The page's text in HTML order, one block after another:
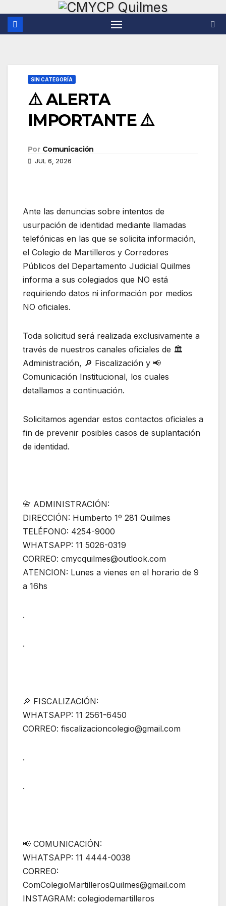
contenido
SIN CATEGORÍA
⚠️ ALERTA
IMPORTANTE ⚠️
Por Comunicación
JUL 6, 2026
Ante las denuncias sobre intentos de
usurpación de identidad mediante llamadas
telefónicas en las que se solicita información,
el Colegio de Martilleros y Corredores
Públicos del Departamento Judicial Quilmes
informa a sus colegiados que NO está
requiriendo datos ni información por medios
NO oficiales.
Toda solicitud será realizada exclusivamente a
través de nuestros canales oficiales de 🏛️
Administración, 🔎 Fiscalización y 📢
Comunicación Institucional, los cuales
detallamos a continuación.
Solicitamos agendar estos contactos oficiales a
fin de prevenir posibles casos de suplantación
de identidad.
📇 ADMINISTRACIÓN:
DIRECCIÓN: Humberto 1º 281 Quilmes
TELÉFONO: 4254-9000
WHATSAPP: 11 5026-0319
CORREO: cmycquilmes@outlook.com
ATENCION: Lunes a vienes en el horario de 9
a 16hs
.
.
🔎 FISCALIZACIÓN:
WHATSAPP: 11 2561-6450
CORREO: fiscalizacioncolegio@gmail.com
.
.
📢 COMUNICACIÓN:
WHATSAPP: 11 4444-0038
CORREO:
ComColegioMartillerosQuilmes@gmail.com
INSTAGRAM: colegiodemartilleros